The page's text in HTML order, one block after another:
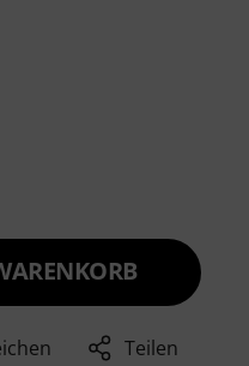
Teilen